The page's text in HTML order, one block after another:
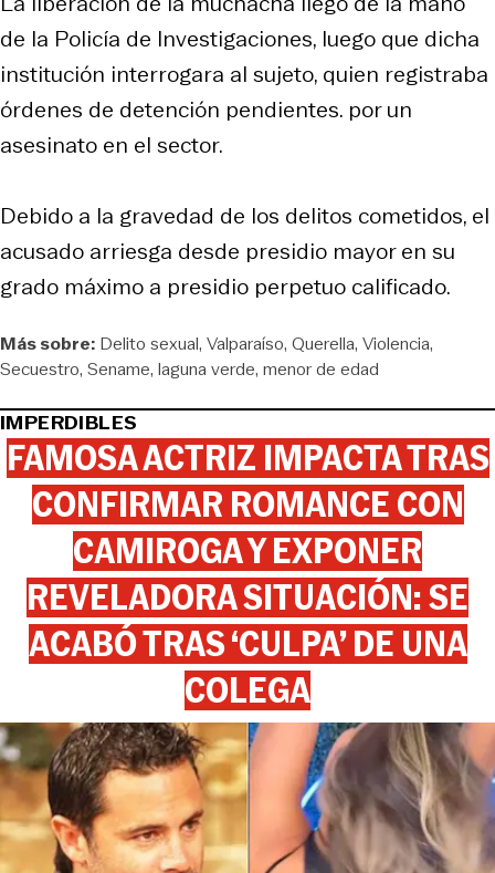
de la Policía de Investigaciones, luego que dicha
institución interrogara al sujeto, quien registraba
órdenes de detención pendientes. por un
asesinato en el sector.
Debido a la gravedad de los delitos cometidos, el
acusado arriesga desde presidio mayor en su
grado máximo a presidio perpetuo calificado.
Más sobre: Delito sexual Valparaíso Querella Violencia
Secuestro Sename laguna verde menor de edad
IMPERDIBLES
FAMOSA ACTRIZ IMPACTA TRAS
CONFIRMAR ROMANCE CON
CAMIROGA Y EXPONER
REVELADORA SITUACIÓN: SE
ACABÓ TRAS ‘CULPA’ DE UNA
COLEGA